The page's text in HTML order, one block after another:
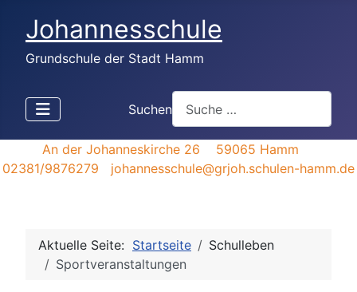
Johannesschule
Grundschule der Stadt Hamm
Suchen
An der Johanneskirche 26 59065 Hamm
02381/9876279 johannesschule@grjoh.schulen-hamm.de
Aktuelle Seite: Startseite
Schulleben
Sportveranstaltungen